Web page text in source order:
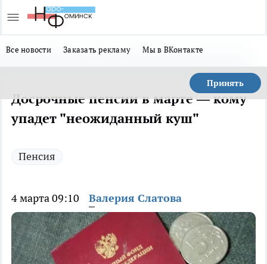
Все новости Заказать рекламу Мы в ВКонтакте
Принять
Досрочные пенсии в марте — кому
упадет "неожиданный куш"
Пенсия
4 марта 09:10 Валерия Слатова